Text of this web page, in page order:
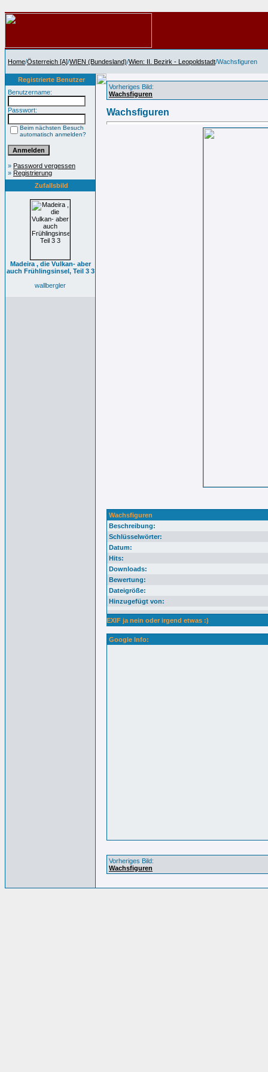
Home/Österreich [A]/WIEN (Bundesland)/Wien: II. Bezirk - Leopoldstadt/Wachsfiguren
Registrierte Benutzer
Benutzername:
Passwort:
Beim nächsten Besuch
automatisch anmelden?
» Password vergessen
» Registrierung
Zufallsbild
Madeira , die Vulkan- aber
auch Frühlingsinsel, Teil 3 3
wallbergler
Vorheriges Bild:
Wachsfiguren
Wachsfiguren
Wachsfiguren
Beschreibung:
Schlüsselwörter:
Datum:
Hits:
Downloads:
Bewertung:
Dateigröße:
Hinzugefügt von:
EXIF ja nein oder irgend etwas :)
Google Info:
Vorheriges Bild:
Wachsfiguren